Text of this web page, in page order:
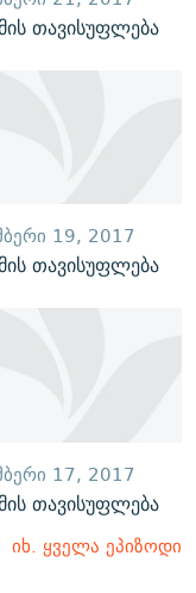
თავისუფლება
19, 2017
თავისუფლება
17, 2017
თავისუფლება
იხ. ყველა ეპიზოდი